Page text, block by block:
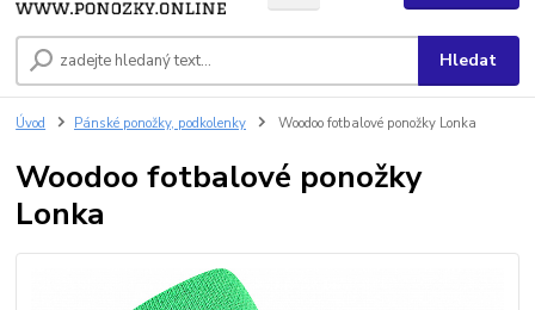
Hledat
Úvod Pánské ponožky, podkolenky Woodoo fotbalové ponožky Lonka
Woodoo fotbalové ponožky
Lonka